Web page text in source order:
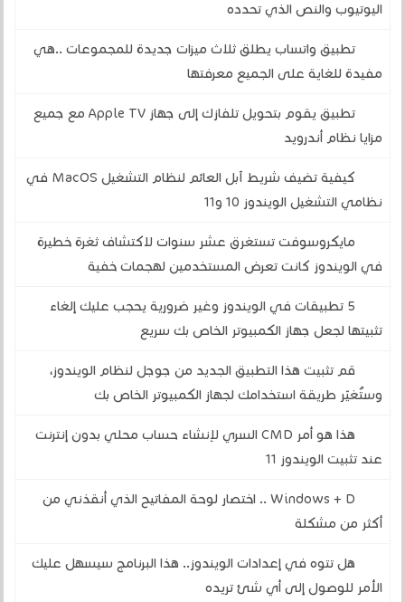
اليوتيوب والنص الذي تحدده
تطبيق واتساب يطلق ثلاث ميزات جديدة للمجموعات ..هي
مفيدة للغاية على الجميع معرفتها
تطبيق يقوم بتحويل تلفازك إلى جهاز Apple TV مع جميع
مزايا نظام أندرويد
كيفية تضيف شريط آبل العائم لنظام التشغيل MacOS في
نظامي التشغيل الويندوز 10 و11
مايكروسوفت تستغرق عشر سنوات لاكتشاف ثغرة خطيرة
في الويندوز كانت تعرض المستخدمين لهجمات خفية
5 تطبيقات في الويندوز وغير ضرورية يحجب عليك إلغاء
تثبيتها لجعل جهاز الكمبيوتر الخاص بك سريع
قم تثبيت هذا التطبيق الجديد من جوجل لنظام الويندوز،
وستُغيّر طريقة استخدامك لجهاز الكمبيوتر الخاص بك
هذا هو أمر CMD السري لإنشاء حساب محلي بدون إنترنت
عند تثبيت الويندوز 11
Windows + D .. اختصار لوحة المفاتيح الذي أنقذني من
أكثر من مشكلة
هل تتوه في إعدادات الويندوز.. هذا البرنامج سيسهل عليك
الأمر للوصول إلى أي شئ تريده